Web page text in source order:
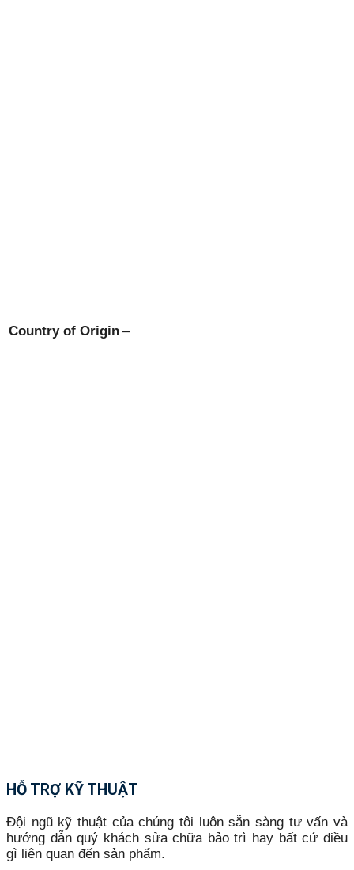
Country of Origin –
HỖ TRỢ KỸ THUẬT
Đội ngũ kỹ thuật của chúng tôi luôn sẵn sàng tư vấn và
hướng dẫn quý khách sửa chữa bảo trì hay bất cứ điều
gì liên quan đến sản phẩm.